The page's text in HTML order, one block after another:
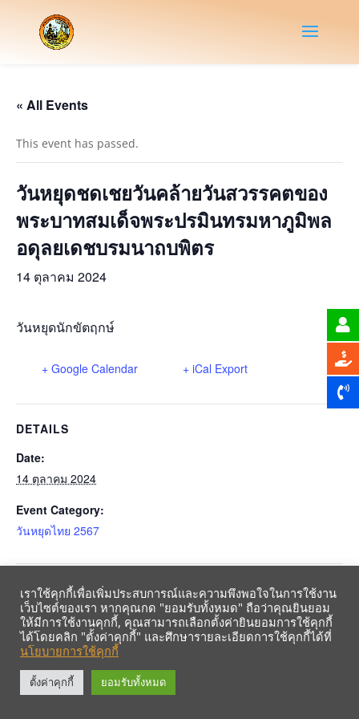
« All Events
This event has passed.
วันหยุดชดเชยวันคล้ายวันสวรรคตของ
พระบาทสมเด็จพระปรมินทรมหาภูมิพล
อดุลยเดชบรมนาถบพิตร
14 ตุลาคม 2024
วันหยุดนักขัตฤกษ์
+ Google Calendar + iCal Export
DETAILS
Date:
14 ตุลาคม 2024
Event Category:
วันหยุดไทย 2567
วันคล้ายวันสวรรคตของพระบาทสมเด็จพระปรมินทรมหา
ภูมิพลอดุลยเดชบรมนาถบพิตร
ประชุม
ดำเนินการ
รับข้อมูลข่าวสารจากสหกรณ์ฯ ผ่าน LINE ก่อนใคร คลิก!
เราใช้คุกกี้เพื่อเพิ่มประสบการณ์และความพึงพอใจในการใช้งาน
เว็บไซต์ของเรา หากคุณกด "ยอมรับทั้งหมด" ถือว่าคุณยินยอม
ให้มีการใช้งานคุกกี้, คุณสามารถเลือกตั้งค่ายินยอมการใช้คุกกี้
ได้โดยคลิก "ตั้งค่าคุกกี้" และศึกษารายละเอียดการใช้คุกกี้ได้ที่
นโยบายการใช้คุกกี้
ตั้งค่าคุกกี้ ยอมรับทั้งหมด